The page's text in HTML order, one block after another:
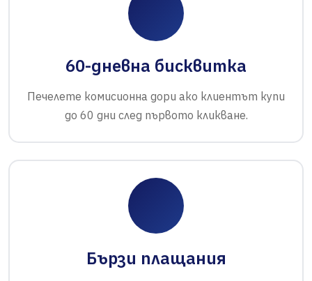
60-дневна бисквитка
Печелете комисионна дори ако клиентът купи
до 60 дни след първото кликване.
Бързи плащания